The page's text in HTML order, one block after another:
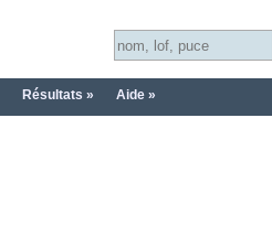
Résultats » Aide »